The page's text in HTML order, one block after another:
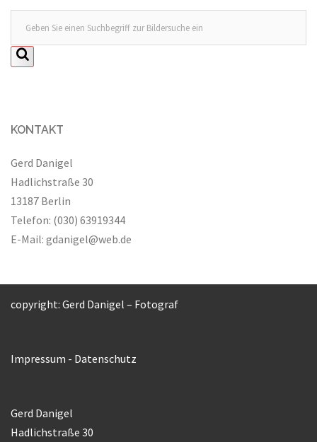
KONTAKT
Gerd Danigel
Hadlichstraße 30
13187 Berlin
Telefon: (030) 63919344
E-Mail: gdanigel@web.de
copyright: Gerd Danigel – Fotograf
Impressum - Datenschutz
Gerd Danigel
Hadlichstraße 30